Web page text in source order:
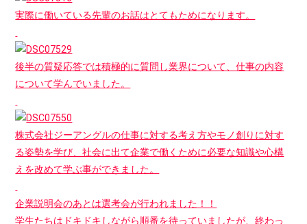
実際に働いている先輩のお話はとてもためになります。
後半の質疑応答では積極的に質問し業界について、仕事の内容
について学んでいました。
株式会社ジーアングルの仕事に対する考え方やモノ創りに対す
る姿勢を学び、社会に出て企業で働くために必要な知識や心構
えを改めて学ぶ事ができました。
企業説明会のあとは選考会が行われました！！
学生たちはドキドキしながら順番を待っていましたが、終わっ